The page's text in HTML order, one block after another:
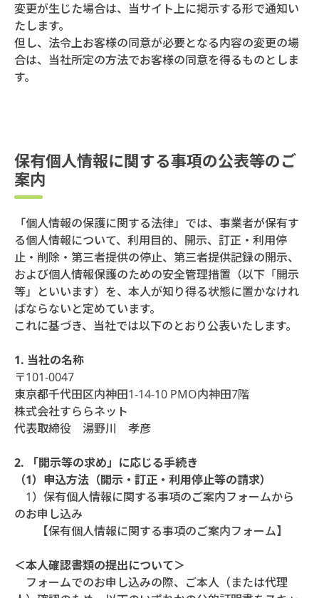
変更が生じた場合は、当サイト上に掲示する形で通知い
たします。
但し、法令上お客様の同意が必要となる内容の変更の場
合は、当社所定の方法でお客様の同意を得るものとしま
す。
保有個人情報に関する事項の公表等のご
案内
「個人情報の保護に関する法律」では、事業者が保有す
る個人情報について、利用目的、開示、訂正・利用停
止・削除・第三者提供の停止、第三者提供記録の開示、
および個人情報保護のための安全管理措置（以下「開示
等」といいます）を、本人が知り得る状態に置かなけれ
ばならないと定めています。
これに基づき、当社では以下のとおり公表いたします。
1. 当社の名称
〒101-0047
東京都千代田区内神田1-14-10 PMO内神田7階
株式会社すららネット
代表取締役 湯野川 孝彦
2. 「開示等の求め」に応じる手続き
（1）申込方法（開示・訂正・利用停止等の請求）
1）保有個人情報に関する事項のご案内フォームから
のお申し込み
【保有個人情報に関する事項のご案内フォーム】
＜本人確認書類の提出について＞
フォームでのお申し込みの際、ご本人（または代理